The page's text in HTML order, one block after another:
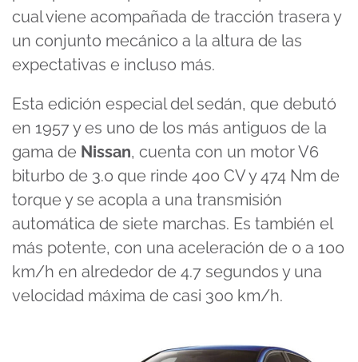
cual viene acompañada de tracción trasera y
un conjunto mecánico a la altura de las
expectativas e incluso más.
Esta edición especial del sedán, que debutó
en 1957 y es uno de los más antiguos de la
gama de Nissan, cuenta con un motor V6
biturbo de 3.0 que rinde 400 CV y 474 Nm de
torque y se acopla a una transmisión
automática de siete marchas. Es también el
más potente, con una aceleración de 0 a 100
km/h en alrededor de 4.7 segundos y una
velocidad máxima de casi 300 km/h.